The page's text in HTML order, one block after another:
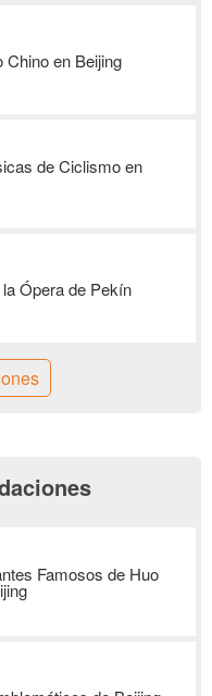
Chino en Beijing
de Ciclismo en
Ópera de Pekín
Famosos de Huo